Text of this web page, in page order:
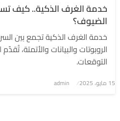
خدمة الغرف الذكية.. كيف
الضيوف؟
خدمة الغرف الذكية تجمع بين
الروبوتات والبيانات والأتمتة،
التوقعات.
نُشر
15 مايو، 2025 admin